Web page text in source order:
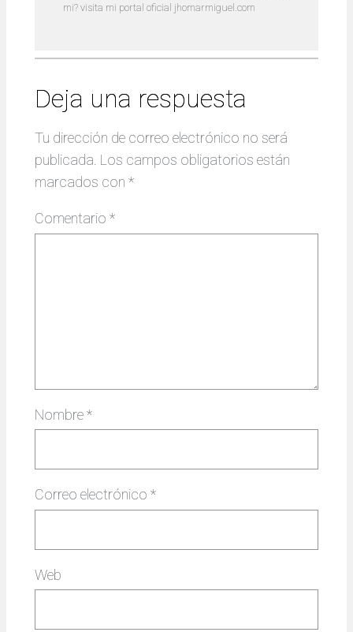
mi? visita mi portal oficial jhomarmiguel.com
Deja una respuesta
Tu dirección de correo electrónico no será
publicada. Los campos obligatorios están
marcados con *
Comentario *
Nombre*
Correo electrónico *
Web